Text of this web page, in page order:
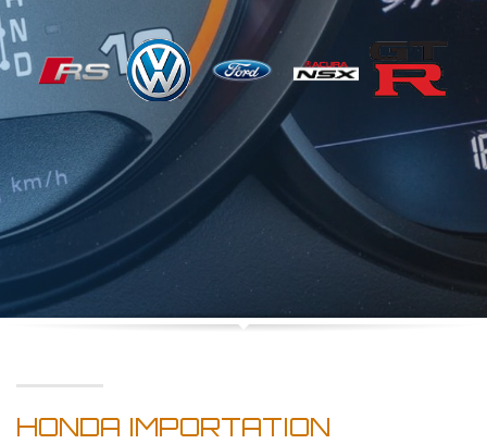
HONDA IMPORTATION